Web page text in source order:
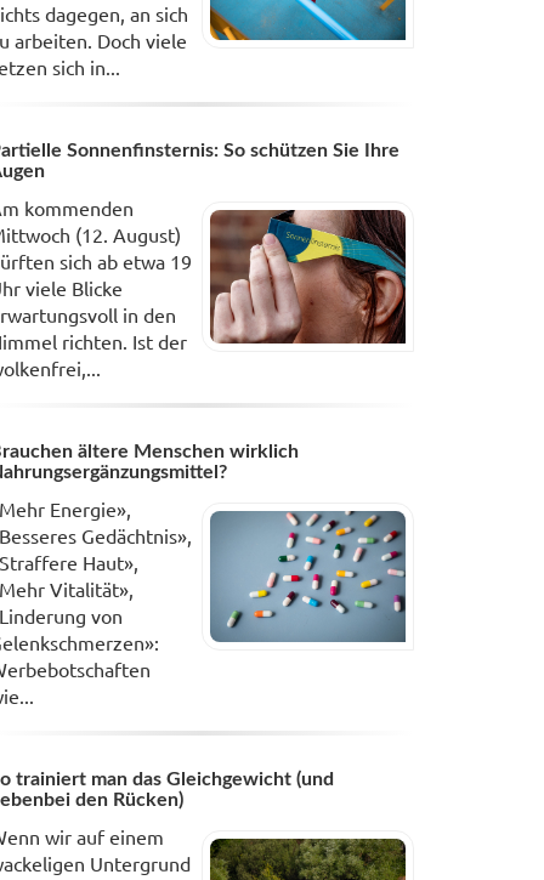
dagegen, an sich
arbeiten. Doch viele
sich in...
Sonnenfinsternis: So schützen Sie Ihre
kommenden
(12. August)
sich ab etwa 19
viele Blicke
in den
richten. Ist der
ältere Menschen wirklich
Energie»,
Gedächtnis»,
Haut»,
Vitalität»,
von
trainiert man das Gleichgewicht (und
den Rücken)
wir auf einem
Untergrund